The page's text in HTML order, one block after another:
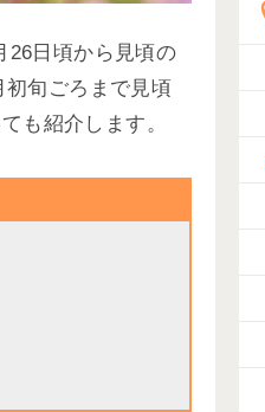
26日頃から見頃の
旬ごろまで見頃
も紹介します。